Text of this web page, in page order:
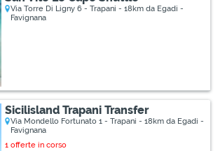
Via Torre Di Ligny 6 - Trapani - 18km da Egadi -
Favignana
Sicilisland Trapani Transfer
Via Mondello Fortunato 1 - Trapani - 18km da Egadi -
Favignana
1 offerte in corso